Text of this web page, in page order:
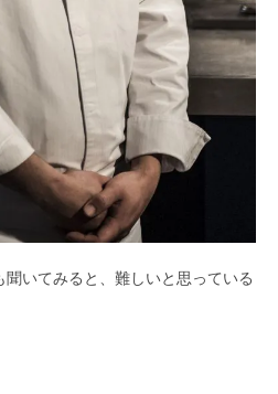
いてみると、難しいと思っている